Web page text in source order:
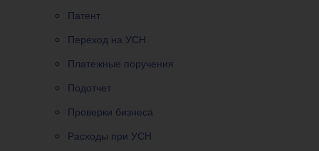
Патент
Переход на УСН
Платежные поручения
Подотчет
Проверки бизнеса
Расходы при УСН